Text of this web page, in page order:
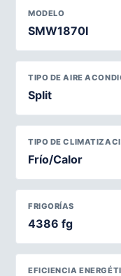
MODELO
SMW1870I
TIPO DE AIRE
Split
TIPO DE
Frío/Calor
FRIGORÍAS
4386 fg
EFICIENCIA